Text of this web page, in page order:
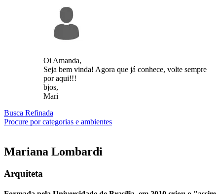
Oi Amanda,
Seja bem vinda! Agora que já conhece, volte sempre
por aqui!!!
bjos,
Mari
Busca Refinada
Procure por categorias e ambientes
Mariana Lombardi
Arquiteta